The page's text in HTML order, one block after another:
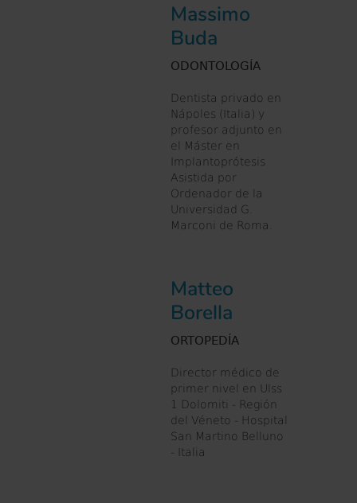
Massimo
Buda
ODONTOLOGÍA
Dentista privado en
Nápoles (Italia) y
profesor adjunto en
el Máster en
Implantoprótesis
Asistida por
Ordenador de la
Universidad G.
Marconi de Roma.
Matteo
Borella
ORTOPEDÍA
Director médico de
primer nivel en Ulss
1 Dolomiti - Región
del Véneto - Hospital
San Martino Belluno
- Italia